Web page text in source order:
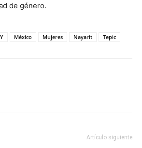
de género.
México Mujeres Nayarit Tepic
Artículo siguiente